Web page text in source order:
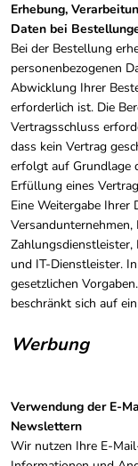
Erhebung,
Daten bei
Bei der Bestellung
personenbezogenen
Abwicklung Ihrer
erforderlich ist. Die
Vertragsschluss
dass kein Vertrag
erfolgt auf Grundlage
Erfüllung eines
Eine Weitergabe Ihrer
und IT-Dienstleister.
gesetzlichen
beschränkt sich auf
Werbung
Verwendung der E-
Newslettern
Wir nutzen Ihre E-